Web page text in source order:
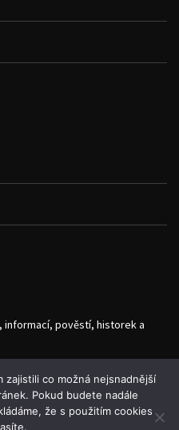
informací, pověstí, historek a
zajistili co možná nejsnadnější
Pokud budete nadále
že s použitím cookies